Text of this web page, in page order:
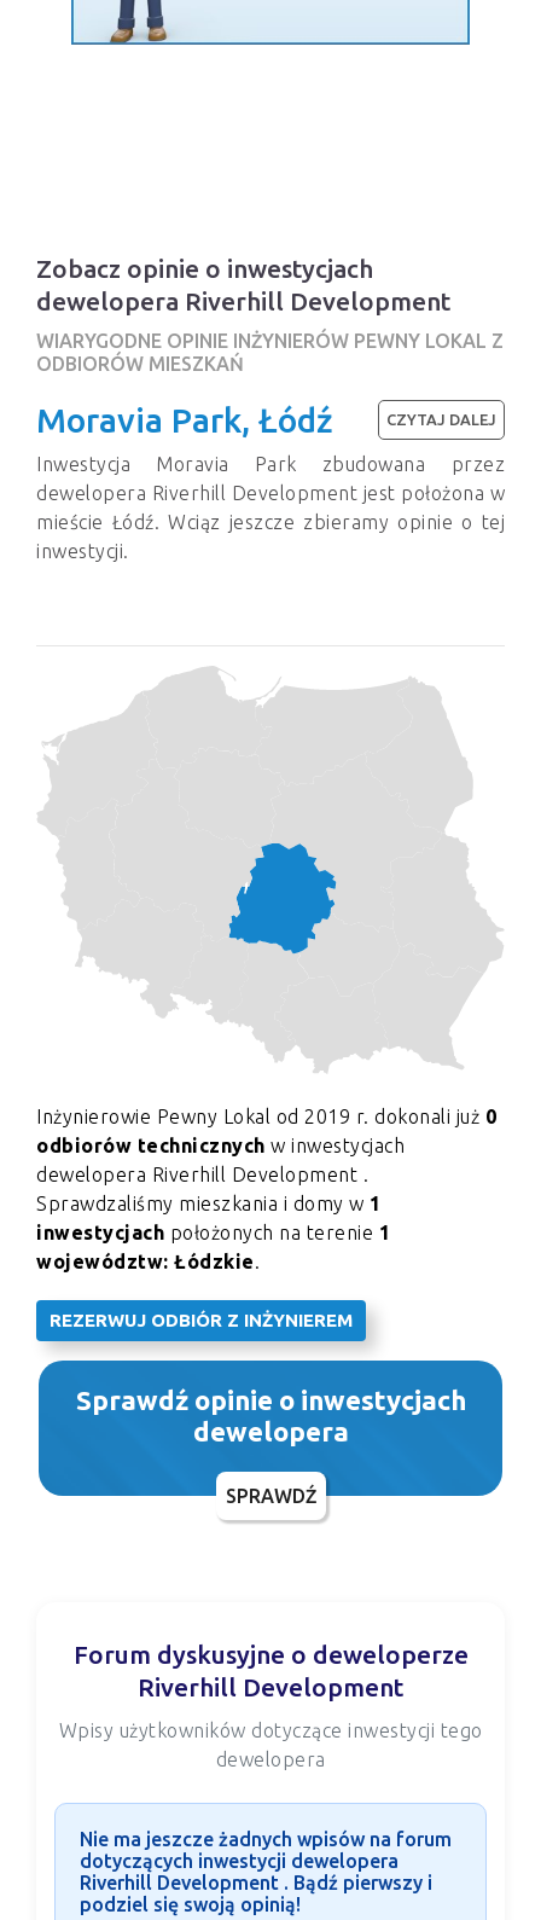
Zobacz opinie o inwestycjach
dewelopera Riverhill Development
WIARYGODNE OPINIE INŻYNIERÓW PEWNY LOKAL Z
ODBIORÓW MIESZKAŃ
Moravia Park, Łódź
Inwestycja Moravia Park zbudowana przez
dewelopera Riverhill Development jest położona w
mieście Łódź. Wciąz jeszcze zbieramy opinie o tej
inwestycji.
CZYTAJ DALEJ
Inżynierowie Pewny Lokal od 2019 r. dokonali już 0
odbiorów technicznych w inwestycjach
dewelopera Riverhill Development .
Sprawdzaliśmy mieszkania i domy w 1
inwestycjach położonych na terenie 1
województw: Łódzkie.
REZERWUJ ODBIÓR Z INŻYNIEREM
Sprawdź opinie o inwestycjach
dewelopera
SPRAWDŹ
Forum dyskusyjne o deweloperze
Riverhill Development
Wpisy użytkowników dotyczące inwestycji tego
dewelopera
Nie ma jeszcze żadnych wpisów na forum
dotyczących inwestycji dewelopera
Riverhill Development . Bądź pierwszy i
podziel się swoją opinią!